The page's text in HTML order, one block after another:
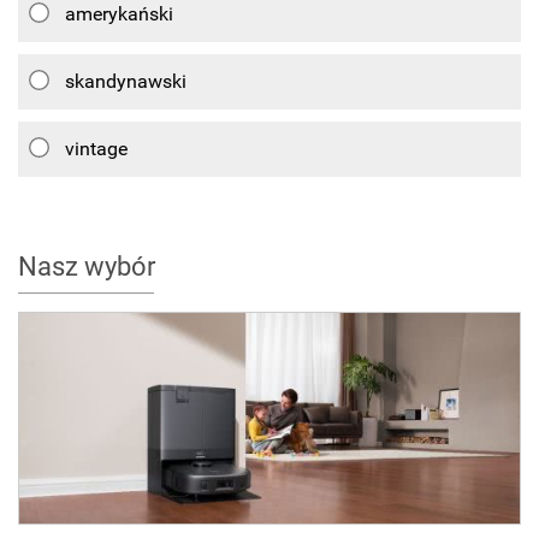
amerykański
skandynawski
vintage
Nasz wybór